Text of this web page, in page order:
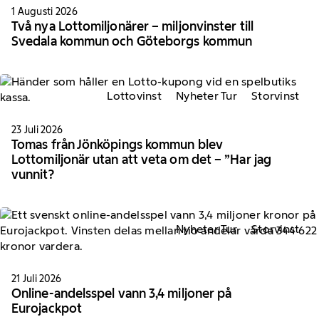
1 Augusti 2026
Två nya Lottomiljonärer – miljonvinster till
Svedala kommun och Göteborgs kommun
Lottovinst Nyheter Tur Storvinst
23 Juli 2026
Tomas från Jönköpings kommun blev
Lottomiljonär utan att veta om det – ”Har jag
vunnit?
Nyheter Tur Storvinst
21 Juli 2026
Online-andelsspel vann 3,4 miljoner på
Eurojackpot